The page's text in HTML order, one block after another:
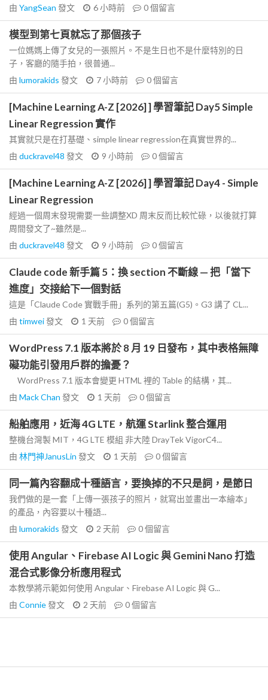
由 YangSean 發文 6 小時前 0個留言
模型到第七頁就忘了那個孩子
一位媽媽上傳了女兒的一張照片。不是生日也不是什麼特別的日
子，客廳的隨手拍，很普通...
由 lumorakids 發文 7 小時前 0個留言
[Machine Learning A-Z [2026] ] 學習筆記 Day5 Simple
Linear Regression 實作
其實就只是在打基礎、simple linear regression在真實世界的...
由 duckravel48 發文 9 小時前 0個留言
[Machine Learning A-Z [2026] ] 學習筆記 Day4 - Simple
Linear Regression
經過一個周末發現需要一些調整XD 周末反而比較忙碌，以後就打算
周間發文了~雖然是...
由 duckravel48 發文 9 小時前 0個留言
Claude code 新手篇 5：換 section 不斷線 — 把「當下
進度」交接給下一個對話
這是「Claude Code 實戰手冊」系列的第五篇(G5)。G3 講了 CL...
由 timwei發文 1 天前 0個留言
WordPress 7.1 版本將於 8 月 19 日發布，其中表格無障
礙功能引發用戶群的擔憂？
WordPress 7.1 版本會變更 HTML 裡的 Table 的結構，其...
由 Mack Chan 發文 1 天前 0個留言
船舶應用，近海 4G LTE，航運 Starlink 整合運用
整機台灣製 MIT，4G LTE 模組 非大陸 DrayTek VigorC4...
由 林門神JanusLin 發文 1 天前 0個留言
同一篇內容翻成十種語言，要換掉的不只是詞，是節日
我們做的是一套「上傳一張孩子的照片，就寫出並畫出一本繪本」
的產品，內容要以十種語...
由 lumorakids 發文 2 天前 0個留言
使用 Angular、Firebase AI Logic 與 Gemini Nano 打造
混合式影像分析應用程式
本教學將示範如何使用 Angular、Firebase AI Logic 與 G...
由 Connie發文 2 天前 0個留言